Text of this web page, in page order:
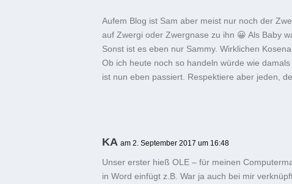
Aufem Blog ist Sam aber meist nur noch der
auf Zwergi oder Zwergnase zu ihn 😀 Als Baby
Sonst ist es eben nur Sammy. Wirklichen
Ob ich heute noch so handeln würde wie
ist nun eben passiert. Respektiere aber jeden,
KA am 2. September 2017 um 16:48
Unser erster hieß OLE – für meinen
in Word einfügt z.B. War ja auch bei mir